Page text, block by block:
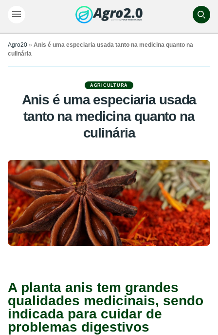
Agro20 » Anis é uma especiaria usada tanto na medicina quanto na
culinária
AGRICULTURA
Anis é uma especiaria usada
tanto na medicina quanto na
culinária
A planta anis tem grandes
qualidades medicinais, sendo
indicada para cuidar de
problemas digestivos